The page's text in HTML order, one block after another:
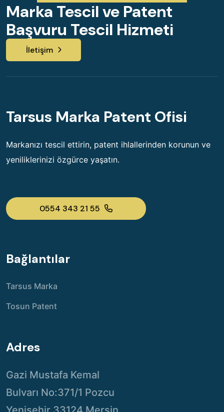
Marka Tescil ve Patent
Başvuru Tescil Hizmeti
İletişim
Tarsus Marka Patent Ofisi
Markanızı tescil ettirin, patent ihlallerinden korunun ve
yeniliklerinizi özgürce yaşatın.
0554 343 21 55
Bağlantılar
Tarsus Marka
Tosun Patent
Adres
Gazi Mustafa Kemal
Bulvarı No:371/1 Pozcu